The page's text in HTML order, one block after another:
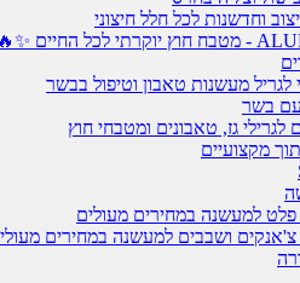
וחדשנות לכל חלל חיצוני
עם בשר
לגרילי גז, טאבונים ומטבחי חוץ
מקצועיים
פלט למעשנה במחירים מעולים
צ'אנקים ושבבים למעשנה במחירים